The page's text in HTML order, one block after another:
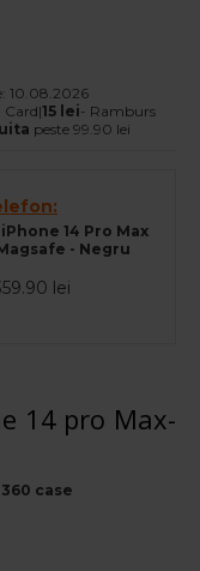
10.08.2026
Card|15 lei- Ramburs
peste 99.90 lei
14 Pro Max
- Negru
lei
14 pro Max-
case